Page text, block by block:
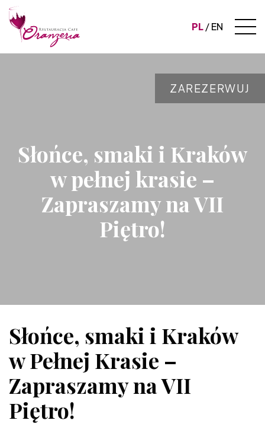
PL EN
Słońce, smaki i Kraków
w pełnej krasie –
Zapraszamy na VII
Piętro!
ZAREZERWUJ
Słońce, smaki i Kraków
w Pełnej Krasie –
Zapraszamy na VII
Piętro!